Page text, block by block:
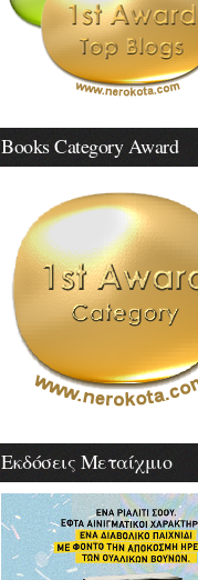
Books Category Award
Εκδόσεις Μεταίχμιο